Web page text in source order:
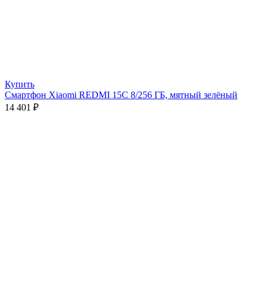
Купить
Смартфон Xiaomi REDMI 15C 8/256 ГБ, мятный зелёный
14 401 ₽